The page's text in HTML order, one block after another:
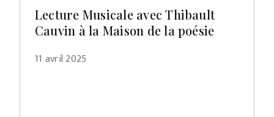
Lecture Musicale avec Thibault
Cauvin à la Maison de la poésie
11 avril 2025